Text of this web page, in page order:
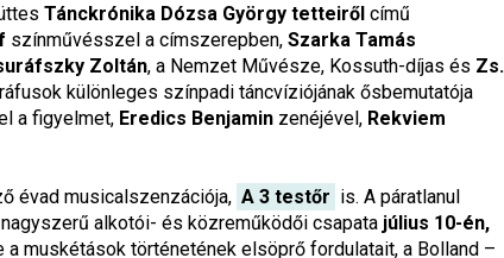
Tánckrónika Dózsa György tetteirőlcímű
színművésszel a címszerepben, Szarka Tamás
Zoltán, a Nemzet Művésze, Kossuth-díjas és Zs.
különleges színpadi táncvíziójának ősbemutatója
a figyelmet, Eredics Benjaminzenéjével,Rekviem
évad musicalszenzációja, A 3 testőr is. A páratlanul
alkotói- és közreműködői csapata július 10-én,
muskétások történetének elsöprő fordulatait, a Bolland –